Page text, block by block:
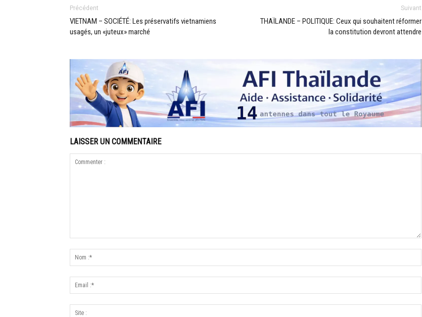
Précédent
VIETNAM – SOCIÉTÉ: Les préservatifs vietnamiens
usagés, un «juteux» marché
Suivant
THAÏLANDE – POLITIQUE: Ceux qui souhaitent réformer
la constitution devront attendre
LAISSER UN COMMENTAIRE